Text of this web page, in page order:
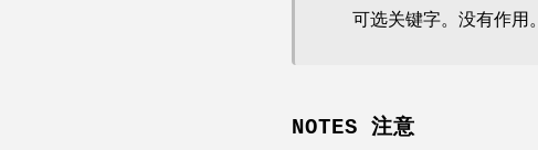
可选关键字。没有作用。
NOTES 注意